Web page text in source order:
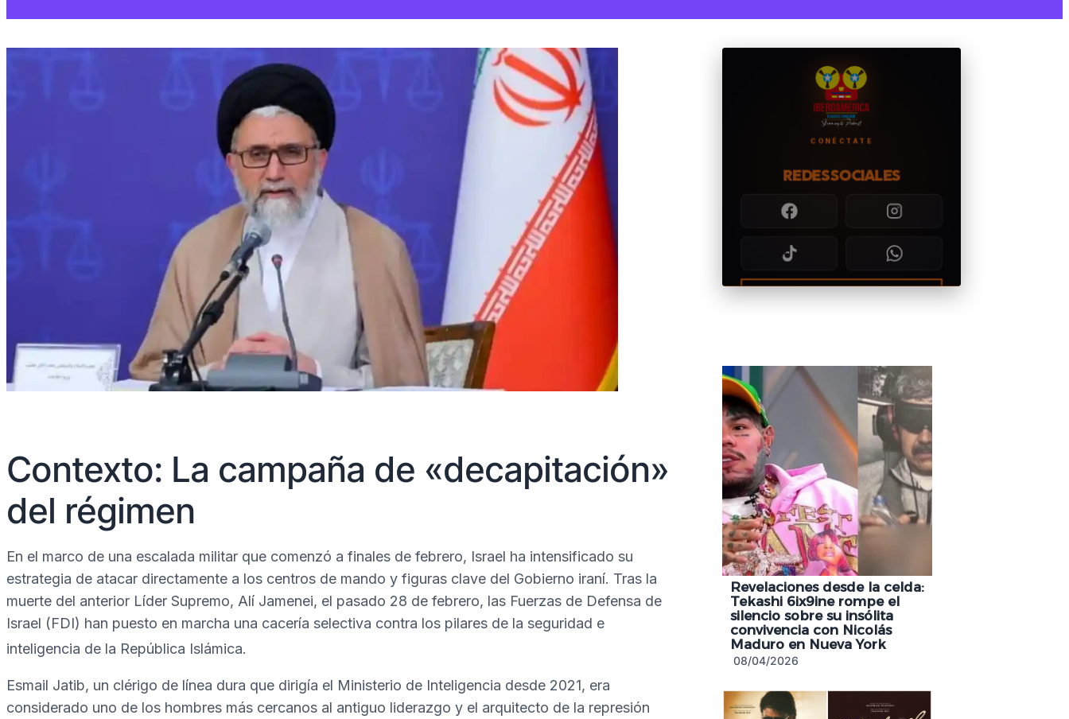
Contexto: La campaña de «decapitación»
del régimen
En el marco de una escalada militar que comenzó a finales de febrero, Israel ha intensificado su
estrategia de atacar directamente a los centros de mando y figuras clave del Gobierno iraní. Tras la
muerte del anterior Líder Supremo, Alí Jamenei, el pasado 28 de febrero, las Fuerzas de Defensa de
Israel (FDI) han puesto en marcha una cacería selectiva contra los pilares de la seguridad e
inteligencia de la República Islámica.
Esmail Jatib, un clérigo de línea dura que dirigía el Ministerio de Inteligencia desde 2021, era
considerado uno de los hombres más cercanos al antiguo liderazgo y el arquitecto de la represión
CONÉCTATE
REDES SOCIALES
CONTACTAR
Revelaciones desde la celda:
Tekashi 6ix9ine rompe el
silencio sobre su insólita
convivencia con Nicolás
Maduro en Nueva York
08/04/2026